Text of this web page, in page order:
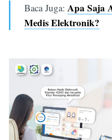
Baca Juga: Apa Saja
Medis Elektronik?